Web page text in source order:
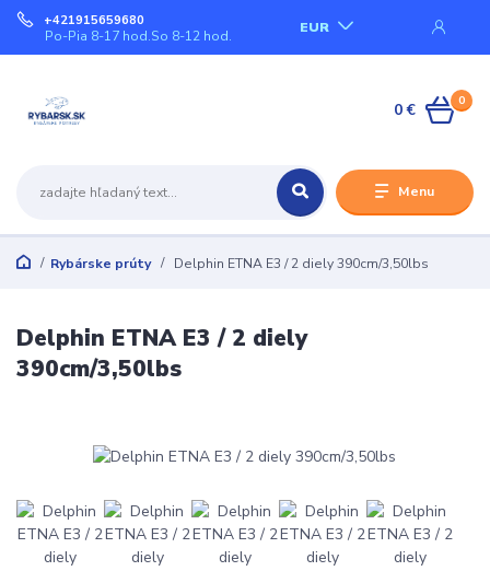
Menu
EUR
+421915659680
Po-Pia 8-17 hod.So 8-12 hod.
0
0 €
Rybárske prúty Delphin ETNA E3 / 2 diely 390cm/3,50lbs
Delphin ETNA E3 / 2 diely
390cm/3,50lbs